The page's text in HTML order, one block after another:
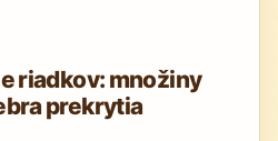
riadkov: množiny
prekrytia